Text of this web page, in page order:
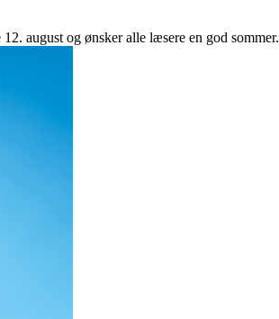
august og ønsker alle læsere en god sommer.